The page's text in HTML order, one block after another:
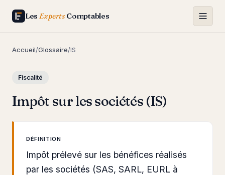
Les ExpertsComptables
Accueil/Glossaire/IS
Fiscalité
Impôt sur les sociétés (IS)
DÉFINITION
Impôt prélevé sur les bénéfices réalisés
par les sociétés (SAS, SARL, EURL à